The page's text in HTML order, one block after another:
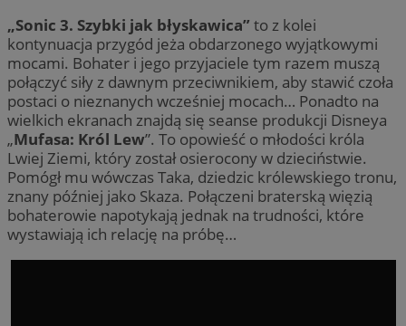
„Sonic 3. Szybki jak błyskawica” to z kolei
kontynuacja przygód jeża obdarzonego wyjątkowymi
mocami. Bohater i jego przyjaciele tym razem muszą
połączyć siły z dawnym przeciwnikiem, aby stawić czoła
postaci o nieznanych wcześniej mocach… Ponadto na
wielkich ekranach znajdą się seanse produkcji Disneya
„Mufasa: Król Lew”. To opowieść o młodości króla
Lwiej Ziemi, który został osierocony w dzieciństwie.
Pomógł mu wówczas Taka, dziedzic królewskiego tronu,
znany później jako Skaza. Połączeni braterską więzią
bohaterowie napotykają jednak na trudności, które
wystawiają ich relację na próbę…